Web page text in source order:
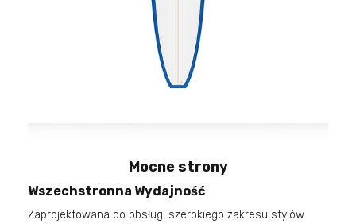
Mocne strony
Wszechstronna Wydajność
Zaprojektowana do obsługi szerokiego zakresu stylów